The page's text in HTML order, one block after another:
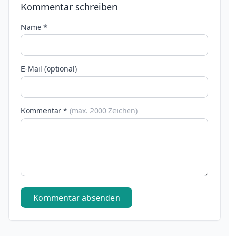
Kommentar schreiben
Name *
E-Mail (optional)
Kommentar * (max. 2000 Zeichen)
Kommentar absenden